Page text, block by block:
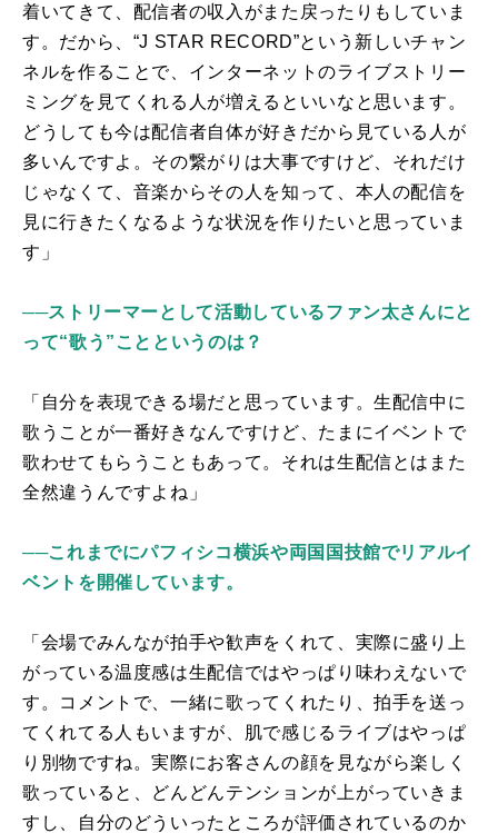
着いてきて、配信者の収入がまた戻ったりもしていま
す。だから、“J STAR RECORD”という新しいチャン
ネルを作ることで、インターネットのライブストリー
ミングを見てくれる人が増えるといいなと思います。
どうしても今は配信者自体が好きだから見ている人が
多いんですよ。その繋がりは大事ですけど、それだけ
じゃなくて、音楽からその人を知って、本人の配信を
見に行きたくなるような状況を作りたいと思っていま
す」
──ストリーマーとして活動しているファン太さんにと
って“歌う”ことというのは？
「自分を表現できる場だと思っています。生配信中に
歌うことが一番好きなんですけど、たまにイベントで
歌わせてもらうこともあって。それは生配信とはまた
全然違うんですよね」
──これまでにパフィシコ横浜や両国国技館でリアルイ
ベントを開催しています。
「会場でみんなが拍手や歓声をくれて、実際に盛り上
がっている温度感は生配信ではやっぱり味わえないで
す。コメントで、一緒に歌ってくれたり、拍手を送っ
てくれてる人もいますが、肌で感じるライブはやっぱ
り別物ですね。実際にお客さんの顔を見ながら楽しく
歌っていると、どんどんテンションが上がっていきま
すし、自分のどういったところが評価されているのか